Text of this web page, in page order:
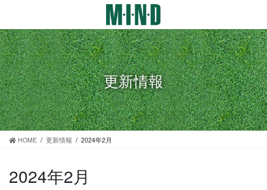
テ
ン
ツ
に
移
動
ゲ
ー
シ
ョ
ン
に
移
動
更新情報
HOME 更新情報 2024年2月
2024年2月